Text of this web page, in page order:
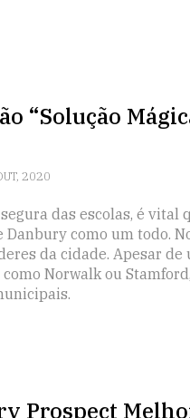
“Solução
2020
das escolas, é vital
como um todo.
da cidade. Apesar
Norwalk ou
Prospect